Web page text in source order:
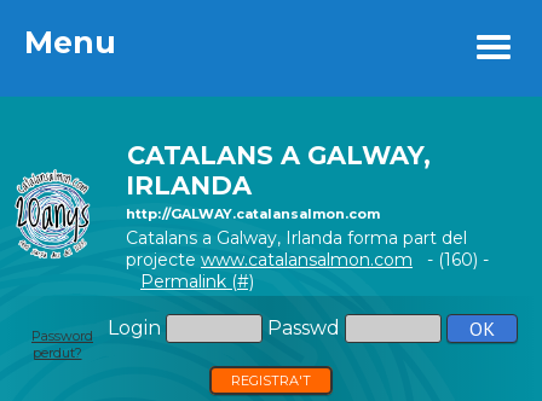
Menu
CATALANS A GALWAY,
IRLANDA
http://GALWAY.catalansalmon.com
Catalans a Galway, Irlanda forma part del
projecte www.catalansalmon.com - (160) -
Permalink (#)
Login Passwd
Password
perdut?
REGISTRA'T
Menu